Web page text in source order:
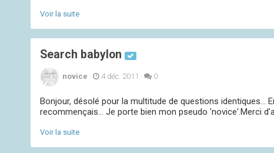
Voir la suite
Search babylon
novice · 4 déc. 2011 · 0
Bonjour, désolé pour la multitude de questions
recommençais... Je porte bien mon pseudo 'novice'.Merci
Voir la suite